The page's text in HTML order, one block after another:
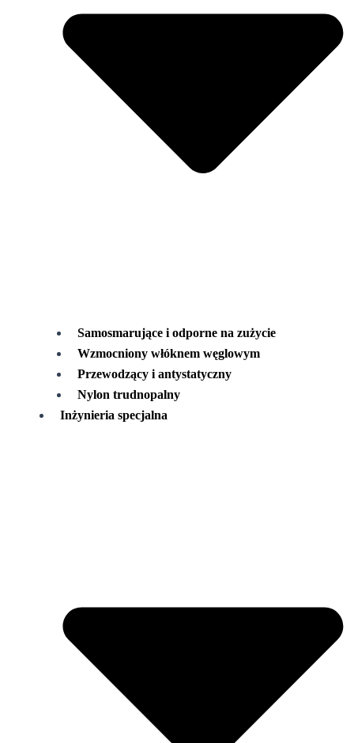
Samosmarujące i odporne na zużycie
Wzmocniony włóknem węglowym
Przewodzący i antystatyczny
Nylon trudnopalny
Inżynieria specjalna